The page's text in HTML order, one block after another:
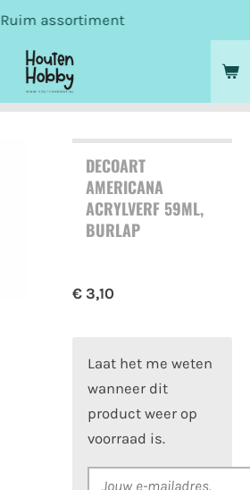
Ruim assortiment
DECOART
AMERICANA
ACRYLVERF 59ML,
BURLAP
€ 3,10
Laat het me weten
wanneer dit
product weer op
voorraad is.